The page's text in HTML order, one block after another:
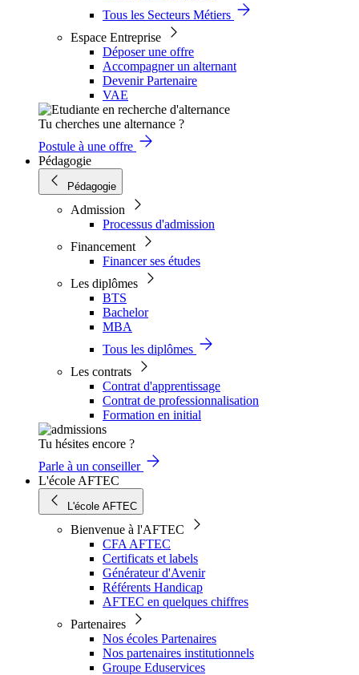
Tous les Secteurs Métiers
Espace Entreprise
Déposer une offre
Accompagner un alternant
Devenir Partenaire
VAE
Tu cherches une alternance ?
Postule à une offre
Pédagogie
Pédagogie
Admission
Processus d'admission
Financement
Financer ses études
Les diplômes
BTS
Bachelor
MBA
Tous les diplômes
Les contrats
Contrat d'apprentissage
Contrat de professionnalisation
Formation en initial
Tu hésites encore ?
Parle à un conseiller
L'école AFTEC
L'école AFTEC
Bienvenue à l'AFTEC
CFA AFTEC
Certificats et labels
Générateur d'Avenir
Référents Handicap
AFTEC en quelques chiffres
Partenaires
Nos écoles Partenaires
Nos partenaires institutionnels
Groupe Eduservices